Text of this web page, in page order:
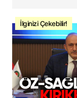
İlginizi Çekebilir!